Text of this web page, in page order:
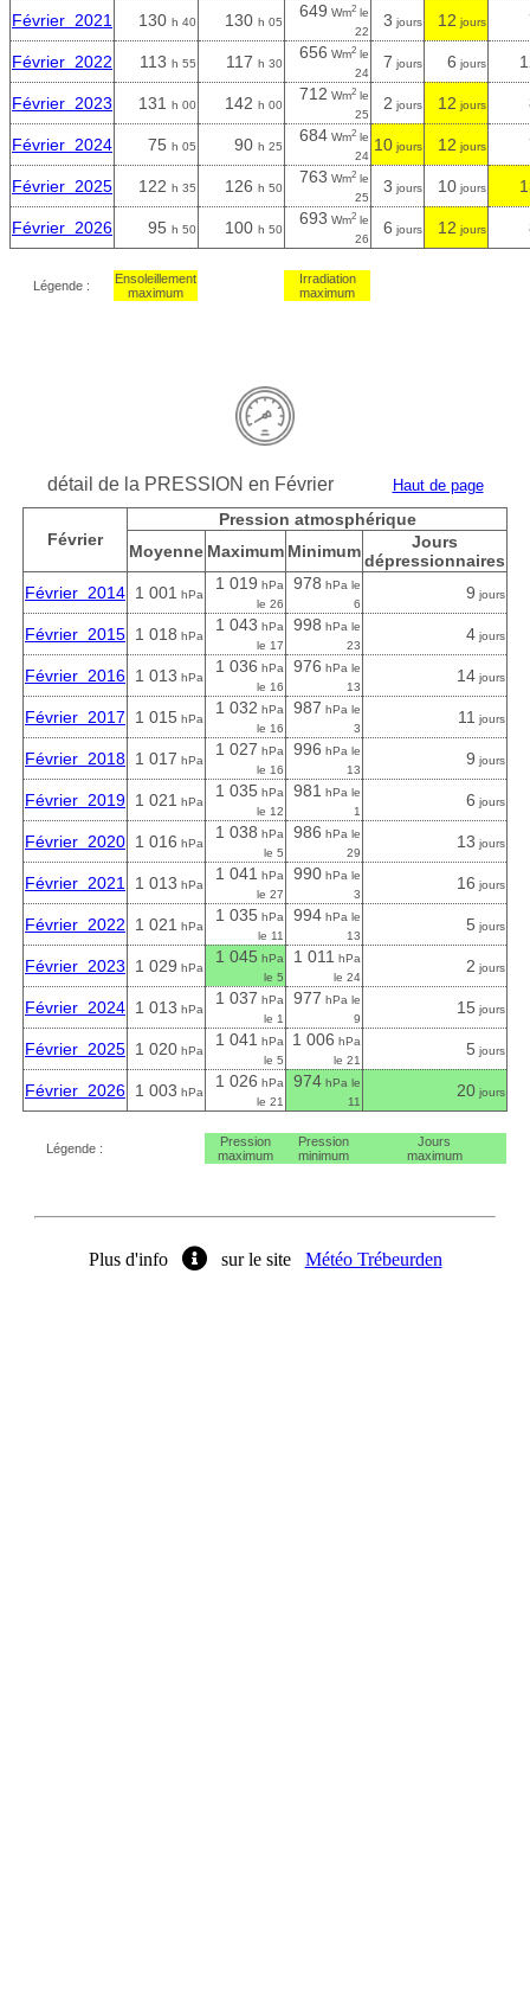
Février 2021 130 h 40 130 h 05
649 Wm2 le
22
3 jours 12 jours
Février 2022 113 h 55 117 h 30
656 Wm2 le
24
7 jours 6 jours
Février 2023 131 h 00 142 h 00
712 Wm2 le
25
2 jours 12 jours
Février 2024 75 h 05 90 h 25
684 Wm2 le
24
10 jours 12 jours
Février 2025 122 h 35 126 h 50
763 Wm2 le
25
3 jours 10 jours
Février 2026 95 h 50 100 h 50
693 Wm2 le
26
6 jours 12 jours
Légende :
Ensoleillement
maximum
Irradiation
maximum
détail de la PRESSION en Février Haut de page
Février
Pression atmosphérique
Moyenne Maximum Minimum
Jours
dépressionnaires
Février 2014 1 001 hPa
1 019 hPa
le 26
978 hPa le
6
9 jours
Février 2015 1 018 hPa
1 043 hPa
le 17
998 hPa le
23
4 jours
Février 2016 1 013 hPa
1 036 hPa
le 16
976 hPa le
13
14 jours
Février 2017 1 015 hPa
1 032 hPa
le 16
987 hPa le
3
11 jours
Février 2018 1 017 hPa
1 027 hPa
le 16
996 hPa le
13
9 jours
Février 2019 1 021 hPa
1 035 hPa
le 12
981 hPa le
1
6 jours
Février 2020 1 016 hPa
1 038 hPa
le 5
986 hPa le
29
13 jours
Février 2021 1 013 hPa
1 041 hPa
le 27
990 hPa le
3
16 jours
Février 2022 1 021 hPa
1 035 hPa
le 11
994 hPa le
13
5 jours
Février 2023 1 029 hPa
1 045 hPa
le 5
1 011 hPa
le 24
2 jours
Février 2024 1 013 hPa
1 037 hPa
le 1
977 hPa le
9
15 jours
Février 2025 1 020 hPa
1 041 hPa
le 5
1 006 hPa
le 21
5 jours
Février 2026 1 003 hPa
1 026 hPa
le 21
974 hPa le
11
20 jours
Légende :
Pression
maximum
Pression
minimum
Jours
maximum
Plus d'info sur le site Météo Trébeurden